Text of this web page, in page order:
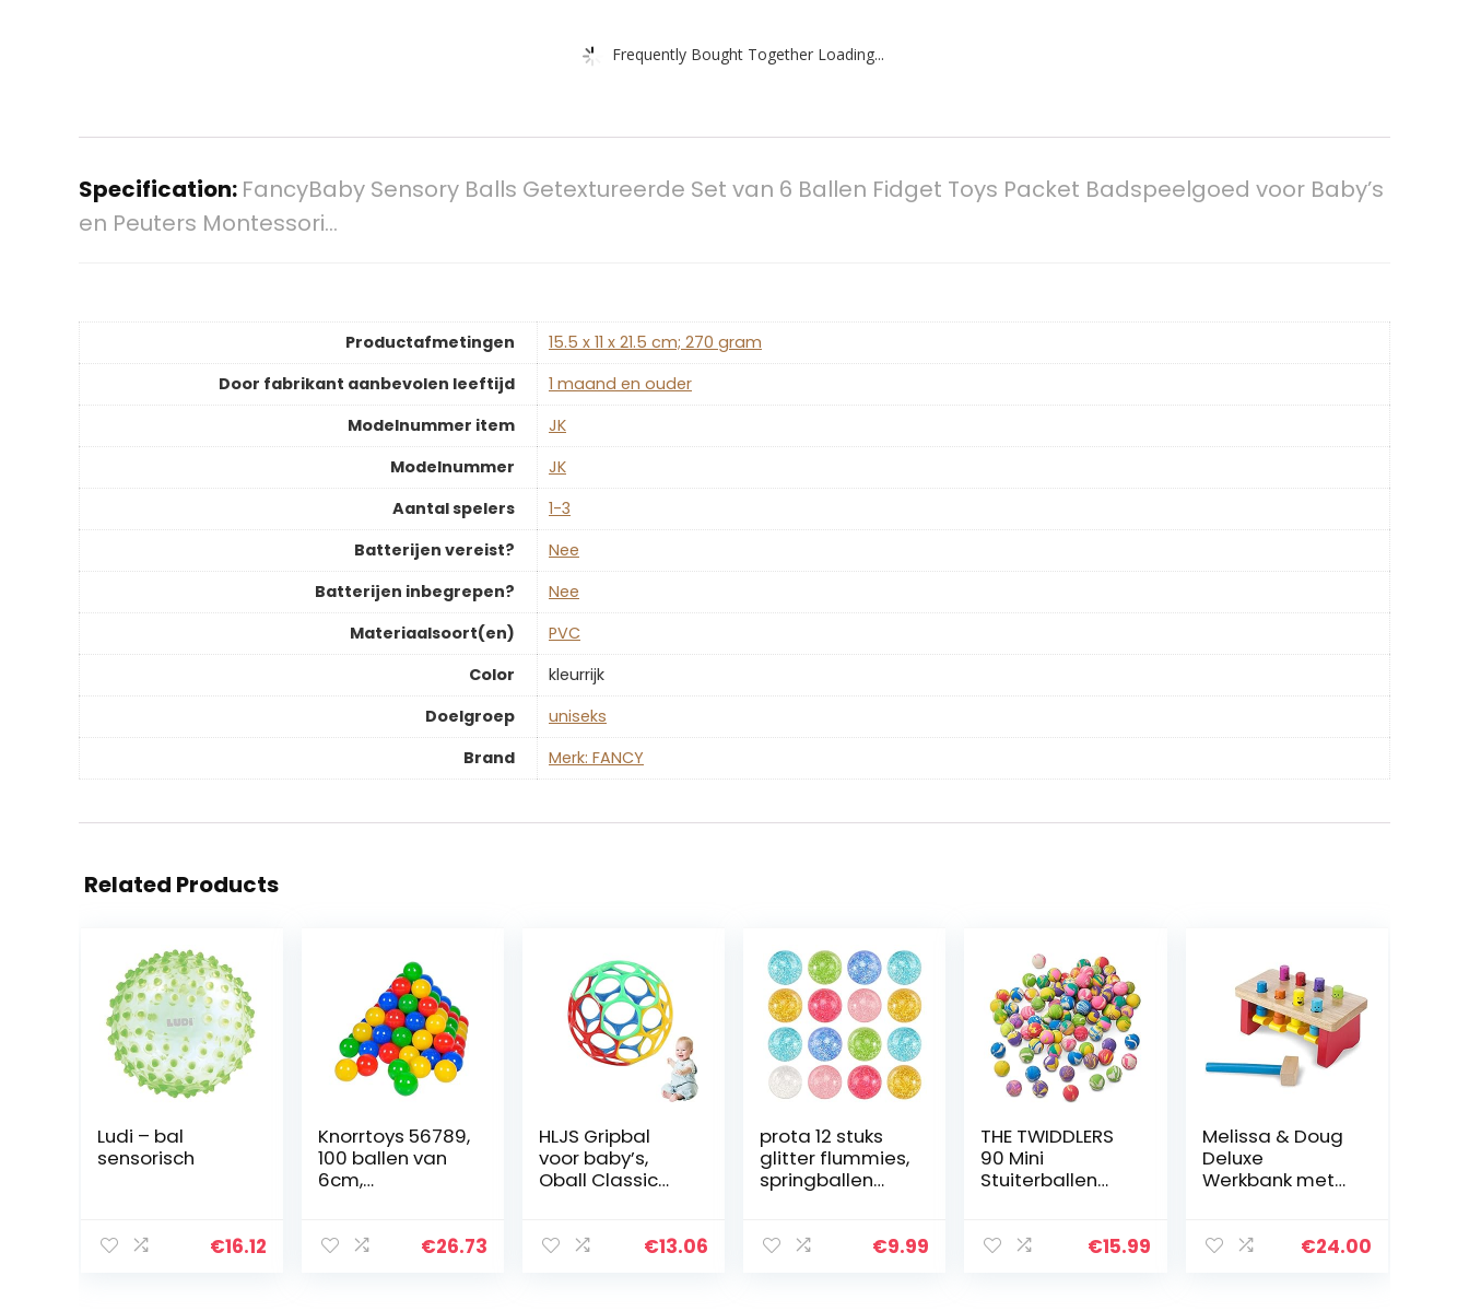
Frequently Bought Together Loading...
Specification: FancyBaby Sensory Balls Getextureerde Set van 6 Ballen Fidget Toys Packet Badspeelgoed voor Baby’s
en Peuters Montessori…
Productafmetingen
‎15.5 x 11 x 21.5 cm; 270 gram
Door fabrikant aanbevolen leeftijd
‎1 maand en ouder
Modelnummer item
‎JK
Modelnummer
‎JK
Aantal spelers
‎1-3
Batterijen vereist?
‎Nee
Batterijen inbegrepen?
‎Nee
Materiaalsoort(en)
‎PVC
Color
‎kleurrijk
Doelgroep
‎uniseks
Brand
Merk: FANCY
Related Products
Ludi – bal
sensorisch
€16.12
Knorrtoys 56789,
100 ballen van
6cm,
€26.73
HLJS Gripbal
voor baby’s,
Oball Classic
grijpbal,
€13.06
prota 12 stuks
glitter flummies,
springballen
kleine flummis,
€9.99
THE TWIDDLERS
90 Mini
Stuiterballen
Jongens en €15.99
Melissa & Doug
Deluxe
Werkbank met
Ontwikkelingssp
€24.00